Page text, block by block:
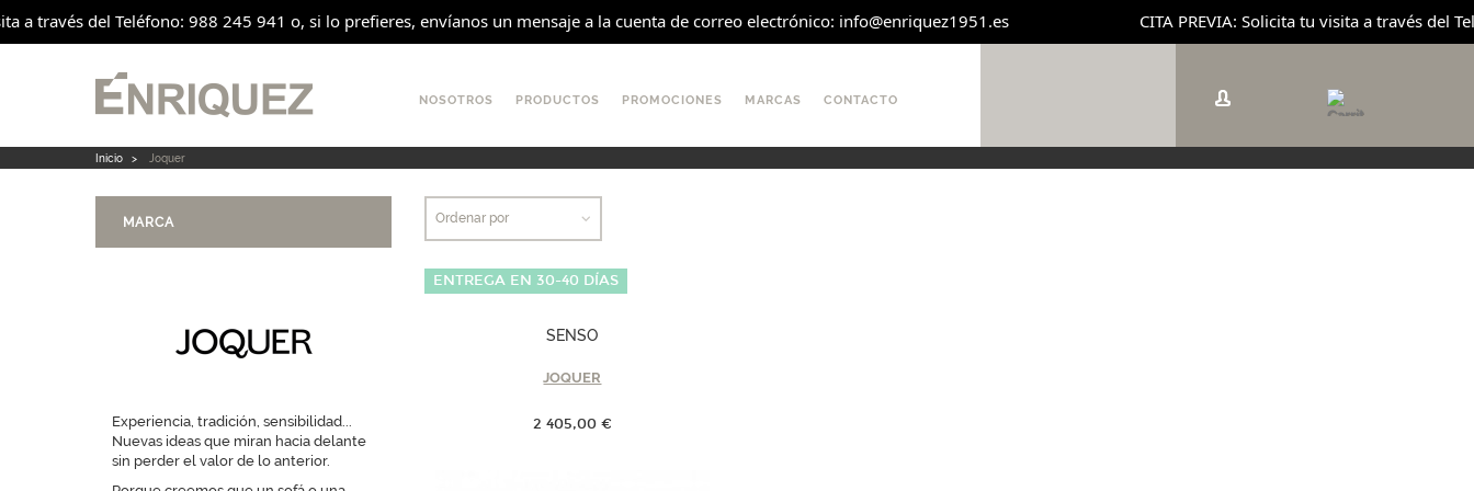
través del Teléfono: 988 245 941 o, si lo prefieres, envíanos un mensaje a la cuenta de correo electrónico: info@enriquez1951.es CITA PREVIA: Solicita tu visita a través del
NOSOTROS PRODUCTOS PROMOCIONES MARCAS CONTACTO
Inicio > Joquer
MARCA
Experiencia, tradición, sensibilidad...
Nuevas ideas que miran hacia delante
sin perder el valor de lo anterior.
Ordenar por
ENTREGA EN 30-40 DÍAS
SENSO
JOQUER
2 405,00 €